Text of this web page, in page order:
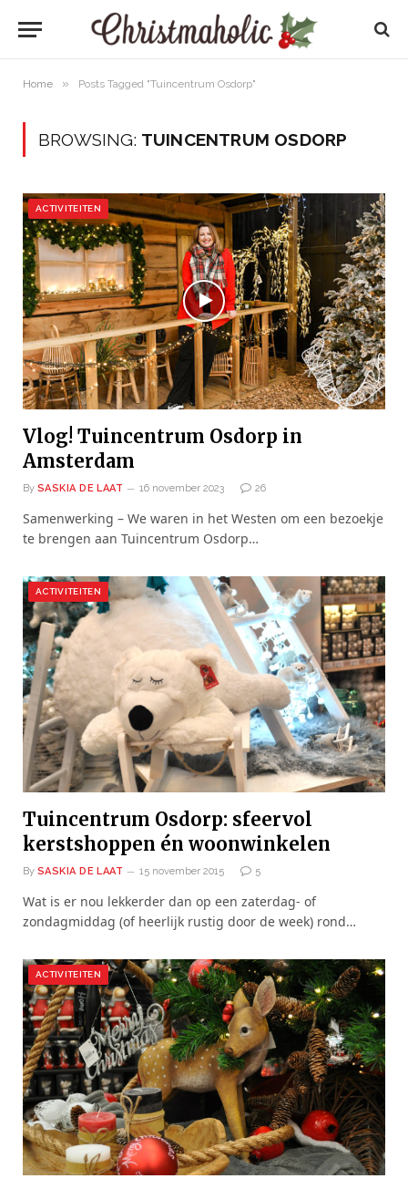
Home » Posts Tagged "Tuincentrum Osdorp"
BROWSING: TUINCENTRUM OSDORP
ACTIVITEITEN
Vlog! Tuincentrum Osdorp in
Amsterdam
By SASKIA DE LAAT 16 november 2023 26
Samenwerking – We waren in het Westen om een bezoekje
te brengen aan Tuincentrum Osdorp…
ACTIVITEITEN
Tuincentrum Osdorp: sfeervol
kerstshoppen én woonwinkelen
By SASKIA DE LAAT 15 november 2015 5
Wat is er nou lekkerder dan op een zaterdag- of
zondagmiddag (of heerlijk rustig door de week) rond…
ACTIVITEITEN